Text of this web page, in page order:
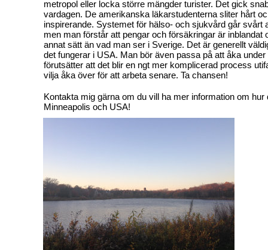
metropol eller locka större mängder turister. Det gick
vardagen. De amerikanska läkarstudenterna sliter hårt
inspirerande. Systemet för hälso- och sjukvård går svårt
men man förstår att pengar och försäkringar är inblandat
annat sätt än vad man ser i Sverige. Det är generellt
det fungerar i USA. Man bör även passa på att åka under
förutsätter att det blir en ngt mer komplicerad process
vilja åka över för att arbeta senare. Ta chansen!
Kontakta mig gärna om du vill ha mer information om hur
Minneapolis och USA!